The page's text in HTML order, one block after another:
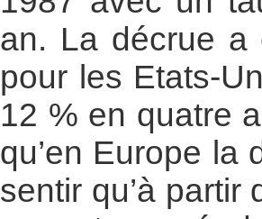
an. La décrue a
pour les Etats-
12 % en quatre
qu’en Europe la
sentir qu’à partir